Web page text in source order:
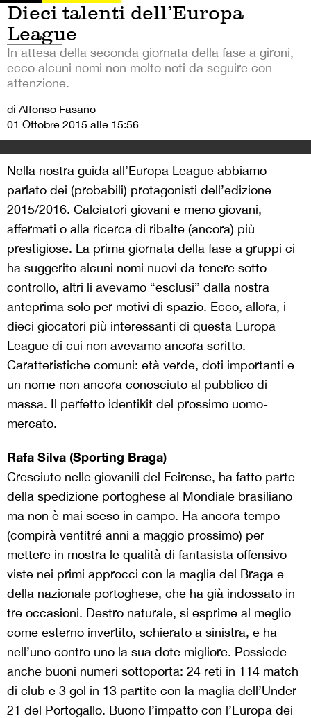
Dieci talenti dell’Europa
League
In attesa della seconda giornata della fase a gironi,
ecco alcuni nomi non molto noti da seguire con
attenzione.
di Alfonso Fasano
01 Ottobre 2015 alle 15:56
Nella nostra guida all’Europa League abbiamo
parlato dei (probabili) protagonisti dell’edizione
2015/2016. Calciatori giovani e meno giovani,
affermati o alla ricerca di ribalte (ancora) più
prestigiose. La prima giornata della fase a gruppi ci
ha suggerito alcuni nomi nuovi da tenere sotto
controllo, altri li avevamo “esclusi” dalla nostra
anteprima solo per motivi di spazio. Ecco, allora, i
dieci giocatori più interessanti di questa Europa
League di cui non avevamo ancora scritto.
Caratteristiche comuni: età verde, doti importanti e
un nome non ancora conosciuto al pubblico di
massa. Il perfetto identikit del prossimo uomo-
mercato.
Rafa Silva (Sporting Braga)
Cresciuto nelle giovanili del Feirense, ha fatto parte
della spedizione portoghese al Mondiale brasiliano
ma non è mai sceso in campo. Ha ancora tempo
(compirà ventitré anni a maggio prossimo) per
mettere in mostra le qualità di fantasista offensivo
viste nei primi approcci con la maglia del Braga e
della nazionale portoghese, che ha già indossato in
tre occasioni. Destro naturale, si esprime al meglio
come esterno invertito, schierato a sinistra, e ha
nell’uno contro uno la sua dote migliore. Possiede
anche buoni numeri sottoporta: 24 reti in 114 match
di club e 3 gol in 13 partite con la maglia dell’Under
21 del Portogallo. Buono l’impatto con l’Europa dei